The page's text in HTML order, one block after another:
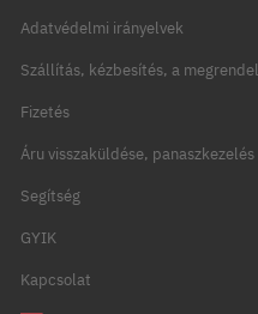
Adatvédelmi irányelvek
Szállítás, kézbesítés, a
Fizetés
Áru visszaküldése, panaszkezelés
Segítség
GYIK
Kapcsolat